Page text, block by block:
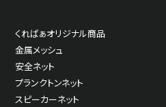
くればぁオリジナル商品
金属メッシュ
安全ネット
プランクトンネット
スピーカーネット